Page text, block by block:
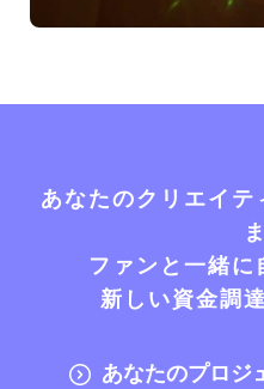
あなたのクリエイテ
ファンと一緒
新しい資金調
あなたのプロジ